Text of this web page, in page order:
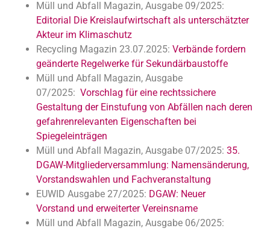
Müll und Abfall Magazin, Ausgabe 09/2025:
Editorial Die Kreislaufwirtschaft als unterschätzter
Akteur im Klimaschutz
Recycling Magazin 23.07.2025: Verbände fordern
geänderte Regelwerke für Sekundärbaustoffe
Müll und Abfall Magazin, Ausgabe
07/2025: Vorschlag für eine rechtssichere
Gestaltung der Einstufung von Abfällen nach deren
gefahrenrelevanten Eigenschaften bei
Spiegeleinträgen
Müll und Abfall Magazin, Ausgabe 07/2025: 35.
DGAW-Mitgliederversammlung: Namensänderung,
Vorstandswahlen und Fachveranstaltung
EUWID Ausgabe 27/2025: DGAW: Neuer
Vorstand und erweiterter Vereinsname
Müll und Abfall Magazin, Ausgabe 06/2025: